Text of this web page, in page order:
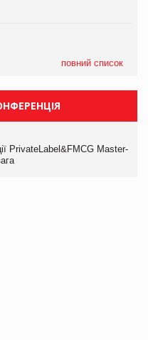
повний список
PrivateLabel&FMCG Master-